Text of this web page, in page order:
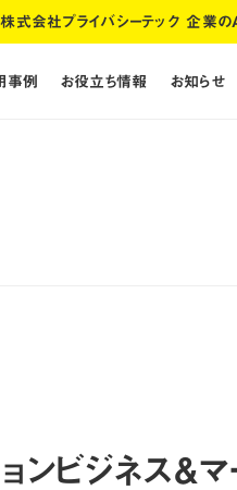
社プライバシーテック 企業の
事例
事例 お役立ち情報
お役立ち情報 お知らせ
お知らせ
ンビジネス